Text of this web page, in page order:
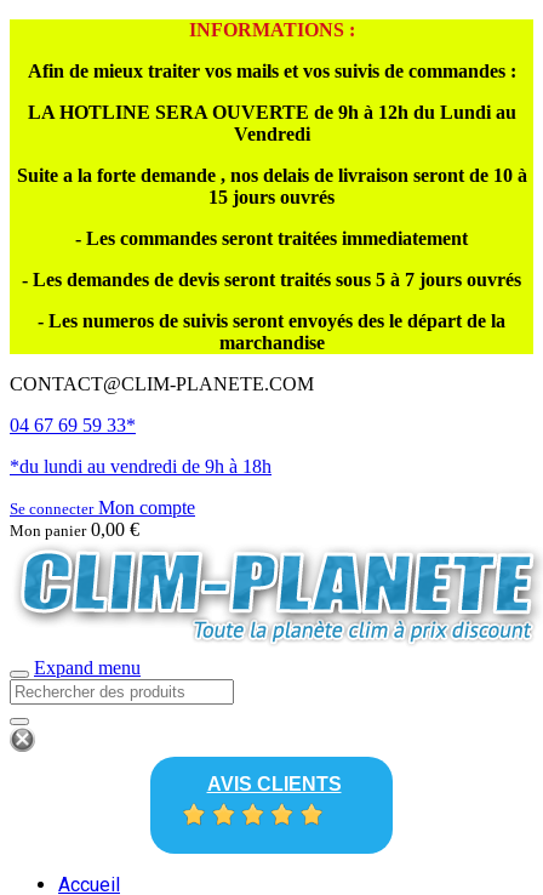
INFORMATIONS :
Afin de mieux traiter vos mails et vos suivis de commandes :
LA HOTLINE SERA OUVERTE de 9h à 12h du Lundi au
Vendredi
Suite a la forte demande , nos delais de livraison seront de 10 à
15 jours ouvrés
- Les commandes seront traitées immediatement
- Les demandes de devis seront traités sous 5 à 7 jours ouvrés
- Les numeros de suivis seront envoyés des le départ de la
marchandise
CONTACT@CLIM-PLANETE.COM
04 67 69 59 33*
*du lundi au vendredi de 9h à 18h
Se connecterMon compte
Mon panier 0,00 €
Expand menu
AVIS CLIENTS
Accueil